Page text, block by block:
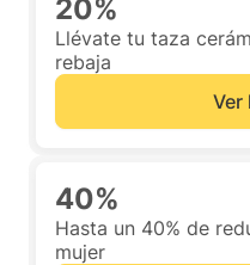
20%
Llévate tu taza
rebaja
Ver
40%
Hasta un 40% de
mujer